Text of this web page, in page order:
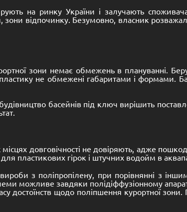
на ринку України і залучають
зони відпочинку. Безумовно, власник
зони немає обмежень в плануванні.
не обмежені габаритами і формами.
– будівництво басейнів під ключ вирішить
довговічності не довіряють, адже
пластикових гірок і штучних водойм в
з поліпропілену, при порівнянні з
можливе завдяки полідіффузіонному
достоїнств щодо поліпшення курортної